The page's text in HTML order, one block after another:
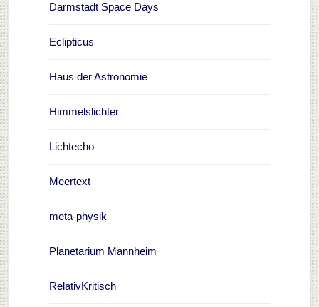
Darmstadt Space Days
Eclipticus
Haus der Astronomie
Himmelslichter
Lichtecho
Meertext
meta-physik
Planetarium Mannheim
RelativKritisch